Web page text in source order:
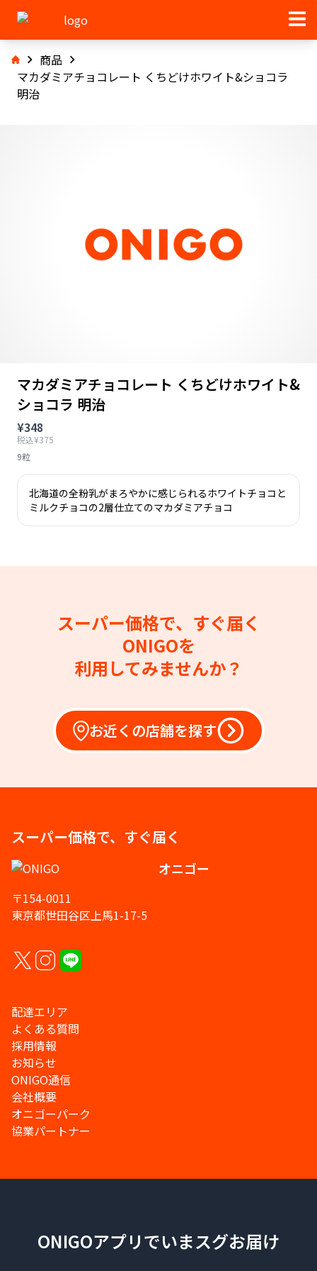
商品
マカダミアチョコレート くちどけホワイト&ショコラ
明治
マカダミアチョコレート くちどけホワイト&
ショコラ 明治
¥348
税込¥375
9粒
北海道の全粉乳がまろやかに感じられるホワイトチョコと
ミルクチョコの2層仕立てのマカダミアチョコ
スーパー価格で、すぐ届く
ONIGOを
利用してみませんか？
お近くの店舗を探す
スーパー価格で、すぐ届く
オニゴー
〒154-0011
東京都世田谷区上馬1-17-5
配達エリア
よくある質問
採用情報
お知らせ
ONIGO通信
会社概要
オニゴーパーク
協業パートナー
ONIGOアプリでいまスグお届け